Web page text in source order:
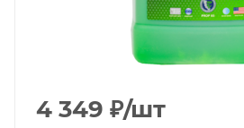
4 349 ₽/шт